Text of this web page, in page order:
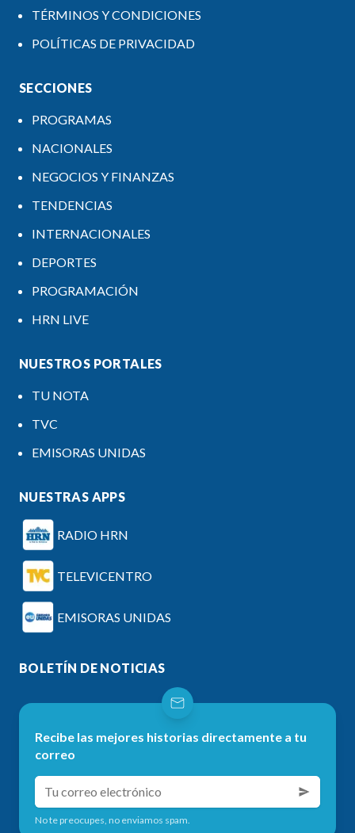
TÉRMINOS Y CONDICIONES
POLÍTICAS DE PRIVACIDAD
SECCIONES
PROGRAMAS
NACIONALES
NEGOCIOS Y FINANZAS
TENDENCIAS
INTERNACIONALES
DEPORTES
PROGRAMACIÓN
HRN LIVE
NUESTROS PORTALES
TU NOTA
TVC
EMISORAS UNIDAS
NUESTRAS APPS
RADIO HRN
TELEVICENTRO
EMISORAS UNIDAS
BOLETÍN DE NOTICIAS
Recibe las mejores historias directamente a tu
correo
No te preocupes, no enviamos spam.